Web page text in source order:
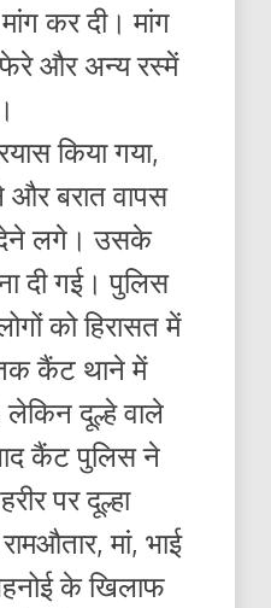
कर दी। मांग
फेरे और अन्य रस्में
किया गया,
और बरात वापस
लगे। उसके
दी गई। पुलिस
को हिरासत में
कैंट थाने में
लेकिन दूल्हे वाले
कैंट पुलिस ने
पर दूल्हा
मां, भाई
के खिलाफ